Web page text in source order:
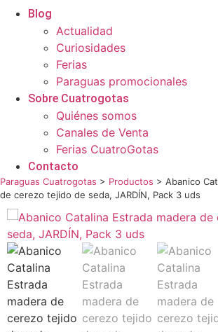
Blog
Actualidad
Curiosidades
Ferias
Paraguas promocionales
Sobre Cuatrogotas
Quiénes somos
Canales de Venta
Ferias CuatroGotas
Contacto
Paraguas Cuatrogotas > Productos > Abanico
de cerezo tejido de seda, JARDÍN, Pack 3 uds